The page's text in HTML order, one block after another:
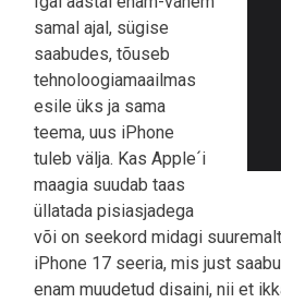
samal ajal, sügise
saabudes, tõuseb
tehnoloogiamaailmas
esile üks ja sama
teema, uus iPhone
tuleb välja. Kas Apple´i
maagia suudab taas
üllatada pisiasjadega
või on seekord midagi
iPhone 17 seeria, mis just
enam muudetud disaini, nii et